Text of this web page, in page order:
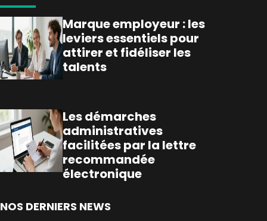
Marque employeur : les
leviers essentiels pour
attirer et fidéliser les
talents
Les démarches
administratives
facilitées par la lettre
recommandée
électronique
NOS DERNIERS NEWS